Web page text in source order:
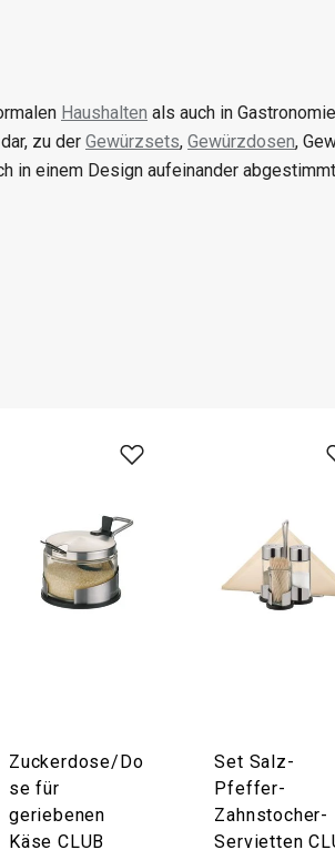
Haushalten als auch in
zu der Gewürzsets, Gewürzdosen,
in einem Design aufeinander
Zuckerdose/Do
se für
geriebenen
Käse CLUB
Set Salz-
Pfeffer-
Zahnstocher-
Servietten